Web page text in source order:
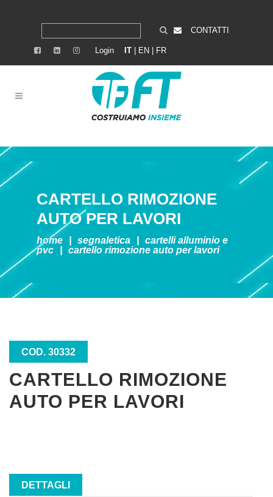
CONTATTI
Login IT EN FR
CARTELLO RIMOZIONE
AUTO PER LAVORI
home segnaletica
cartelli alluminio e
pvc
cartello rimozione auto per lavori
COD. 30332
CARTELLO RIMOZIONE
AUTO PER LAVORI
DETTAGLI